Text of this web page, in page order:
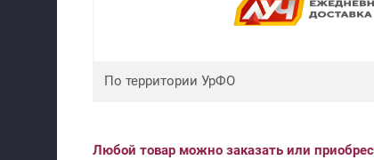
По территории УрФО
Любой товар можно заказать или